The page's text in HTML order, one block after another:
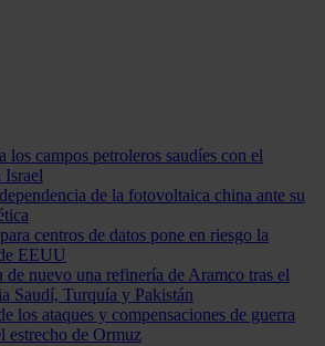
los campos petroleros saudíes con el
Israel
de la fotovoltaica china ante su
centros de datos pone en riesgo la
EEUU
de nuevo una refinería de Aramco tras el
Saudí, Turquía y Pakistán
los ataques y compensaciones de guerra
estrecho de Ormuz